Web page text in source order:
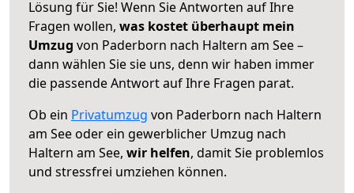
Lösung für Sie! Wenn Sie Antworten auf Ihre
Fragen wollen, was kostet überhaupt mein
Umzug von Paderborn nach Haltern am See –
dann wählen Sie sie uns, denn wir haben immer
die passende Antwort auf Ihre Fragen parat.
Ob ein Privatumzug von Paderborn nach Haltern
am See oder ein gewerblicher Umzug nach
Haltern am See, wir helfen, damit Sie problemlos
und stressfrei umziehen können.